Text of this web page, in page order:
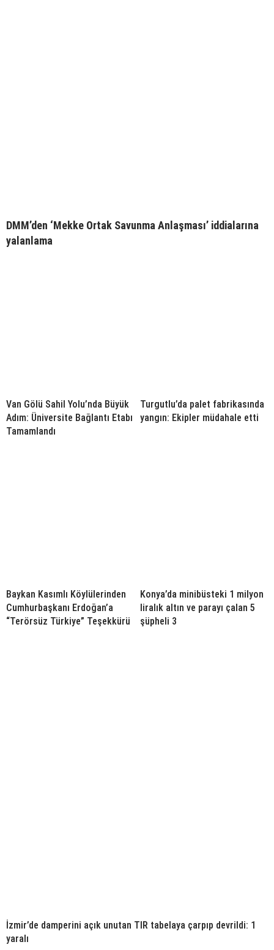
DMM’den ‘Mekke Ortak Savunma Anlaşması’ iddialarına
yalanlama
Van Gölü Sahil Yolu’nda Büyük
Adım: Üniversite Bağlantı Etabı
Tamamlandı
Turgutlu’da palet fabrikasında
yangın: Ekipler müdahale etti
Baykan Kasımlı Köylülerinden
Cumhurbaşkanı Erdoğan’a
“Terörsüz Türkiye” Teşekkürü
Konya’da minibüsteki 1 milyon
liralık altın ve parayı çalan 5
şüpheli 3
İzmir’de damperini açık unutan TIR tabelaya çarpıp devrildi: 1
yaralı